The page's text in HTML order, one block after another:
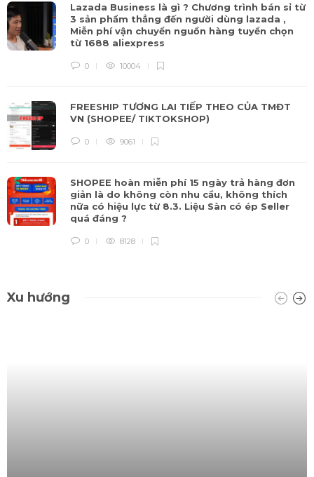
Lazada Business là gì ? Chương trình bán sỉ từ
3 sản phẩm thẳng đến người dùng lazada ,
Miễn phí vận chuyển nguồn hàng tuyển chọn
từ 1688 aliexpress
0 10004
FREESHIP TƯƠNG LAI TIẾP THEO CỦA TMĐT
VN (SHOPEE/ TIKTOKSHOP)
0 9061
SHOPEE hoàn miễn phí 15 ngày trả hàng đơn
giản là do không còn nhu cầu, không thích
nữa có hiệu lực từ 8.3. Liệu Sàn có ép Seller
quá đáng ?
0 8128
Xu hướng